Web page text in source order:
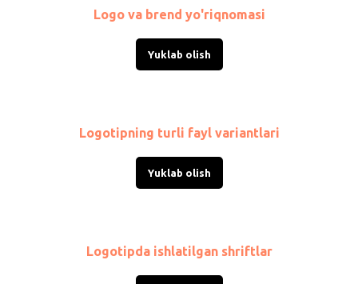
Logo va brend yo'riqnomasi
Yuklab olish
Logotipning turli fayl variantlari
Yuklab olish
Logotipda ishlatilgan shriftlar